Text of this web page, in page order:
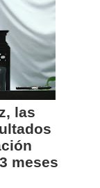
las
meses